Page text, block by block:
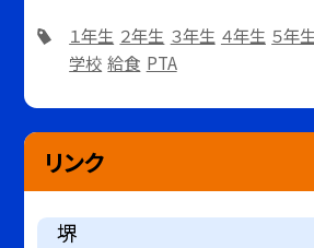
１年生 ２年生 ３年生 ４年生 ５年生
学校 給食 PTA
リンク
堺